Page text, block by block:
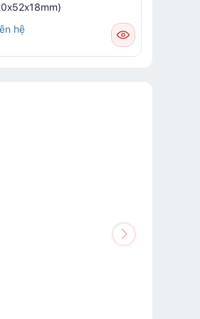
hệ